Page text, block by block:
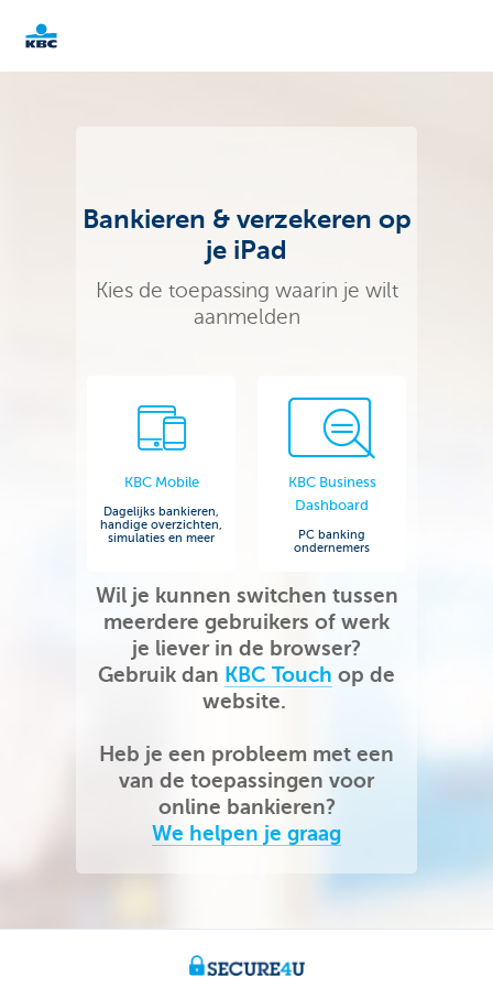
KBC
Bankieren & verzekeren op
je iPad
Kies de toepassing waarin je wilt
aanmelden
KBC Mobile
Dagelijks bankieren,
handige overzichten,
simulaties en meer
KBC Business
Dashboard
PC banking
ondernemers
Wil je kunnen switchen tussen
meerdere gebruikers of werk
je liever in de browser?
Gebruik dan KBC Touch op de
website.
Heb je een probleem met een
van de toepassingen voor
online bankieren?
We helpen je graag